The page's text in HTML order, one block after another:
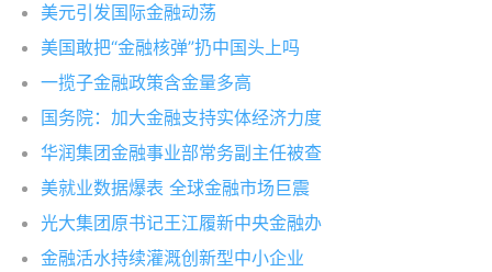
美元引发国际金融动荡
美国敢把“金融核弹”扔中国头上吗
一揽子金融政策含金量多高
国务院：加大金融支持实体经济力度
华润集团金融事业部常务副主任被查
美就业数据爆表 全球金融市场巨震
光大集团原书记王江履新中央金融办
金融活水持续灌溉创新型中小企业